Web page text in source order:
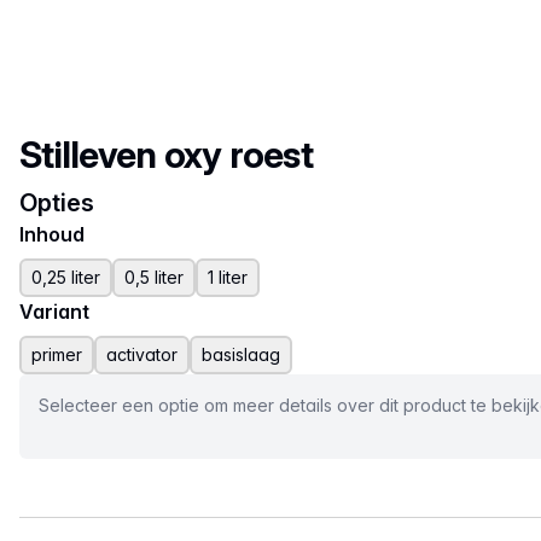
Productnaam
Stilleven oxy roest
Opties
Inhoud
0,25 liter 0,5 liter 1 liter
Variant
primer activator basislaag
Selecteer een optie om meer details over dit product te